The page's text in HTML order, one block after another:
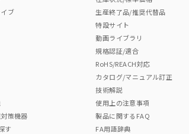
Hg Cr(VI)
含有の記載がされた商品であっても、流通在庫
な際は、弊社営業部門もしくは販売店へお問い
ブ
策機器
す
生産終了品/推奨代替品
特設サイト
動画ライブラリ
規格認証/適合
RoHS/REACH対応
カタログ/マニュアル訂正
技術解説
使用上の注意事項
製品に関するFAQ
FA用語辞典